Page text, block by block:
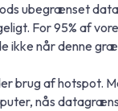
ubegrænset
For 95% af
ikke når denne
brug af hotspot.
nås